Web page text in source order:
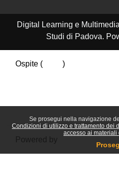
Se prosegui nella navigazione
Condizioni di utilizzo e trattamento dei
accesso ai materiali
Digital Learning e
Studi di Padova.
Ospite (
)
Powered by